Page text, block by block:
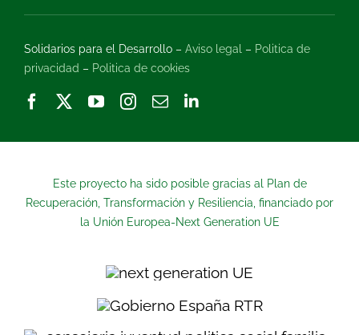
Solidarios para el Desarrollo – Aviso legal – Politica de
privacidad – Politica de cookies
Este proyecto ha sido posible gracias al Plan de
Recuperación, Transformación y Resiliencia, financiado por
la Unión Europea-Next Generation UE